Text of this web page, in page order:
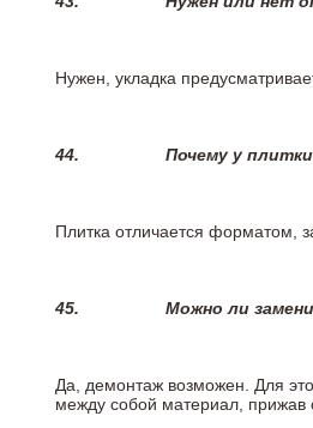
Нужен, укладка
44. Почему у
Плитка отличается форматом,
45. Можно ли
Да, демонтаж возможен. Для
между собой материал, прижав